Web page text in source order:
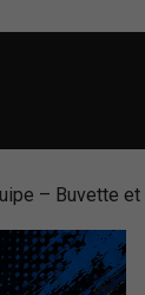
– Buvette